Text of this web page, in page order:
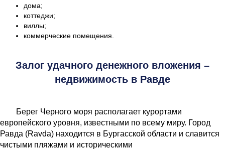
дома;
коттеджи;
виллы;
коммерческие помещения.
Залог удачного денежного вложения –
недвижимость в Равде
Берег Черного моря располагает курортами
европейского уровня, известными по всему миру. Город
Равда (Ravda) находится в Бургасской области и славится
чистыми пляжами и историческими